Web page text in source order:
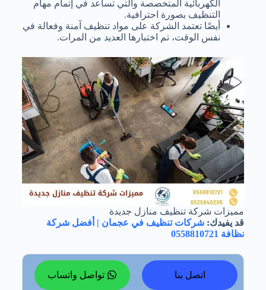
الكهربائية المتخصصة والتي تساعد في إتمام مهام
التنظيف بصورة احترافية.
أيضًا تعتمد الشركة على مواد تنظيف آمنة وفعالة في
نفس الوقت، تم اختبارها العديد من المرات.
مميزات شركة تنظيف منازل جديدة
قد يفيدك: شركات تنظيف في عجمان | أفضل شركة
نظافة 0558810721
اتصل بنا تواصل واتساب